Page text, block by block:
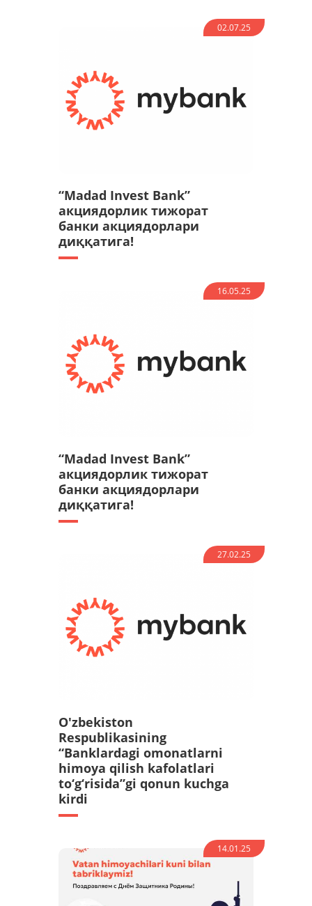
02.07.25
“Madad Invest Bank”
акциядорлик тижорат
банки акциядорлари
диққатига!
16.05.25
“Madad Invest Bank”
акциядорлик тижорат
банки акциядорлари
диққатига!
27.02.25
O'zbekiston
Respublikasining
“Banklardagi omonatlarni
himoya qilish kafolatlari
to‘g‘risida”gi qonun kuchga
kirdi
14.01.25